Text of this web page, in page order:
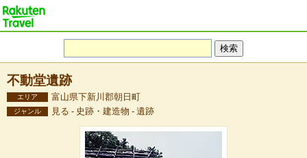
不動堂遺跡
エリア 富山県下新川郡朝日町
ジャンル 見る - 史跡・建造物 - 遺跡